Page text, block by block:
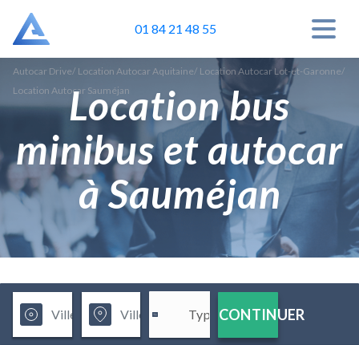
01 84 21 48 55
Autocar Drive/ Location Autocar Aquitaine/ Location Autocar Lot-et-Garonne/
Location Autocar Sauméjan
Location bus
minibus et autocar
à Sauméjan
CONTINUER